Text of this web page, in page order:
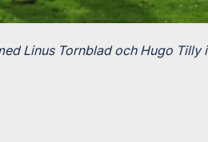
Linus Tornblad och Hugo Tilly i